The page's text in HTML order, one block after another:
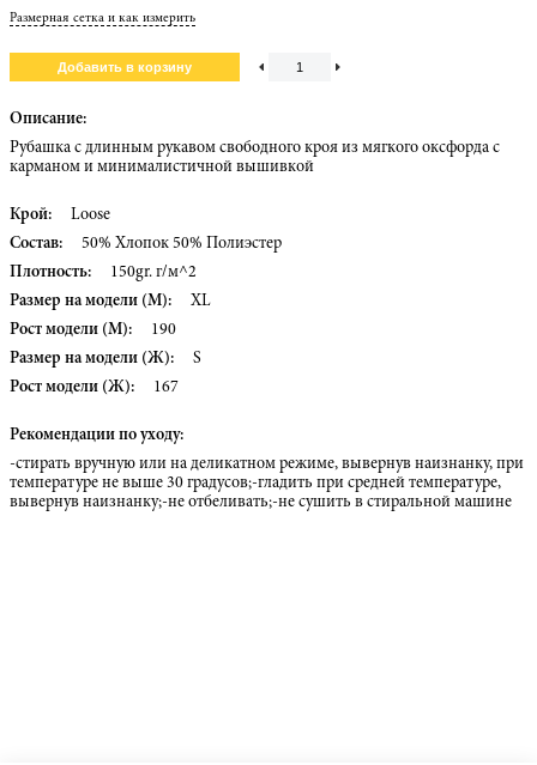
Размерная сетка и как измерить
Описание:
Рубашка с длинным рукавом свободного кроя из мягкого оксфорда с
карманом и минималистичной вышивкой
Крой:
Loose
Состав:
50% Хлопок 50% Полиэстер
Плотность:
150gr. г/м^2
Размер на модели (М):
XL
Рост модели (М):
190
Размер на модели (Ж):
S
Рост модели (Ж):
167
Рекомендации по уходу:
-стирать вручную или на деликатном режиме, вывернув наизнанку, при
температуре не выше 30 градусов;-гладить при средней температуре,
вывернув наизнанку;-не отбеливать;-не сушить в стиральной машине